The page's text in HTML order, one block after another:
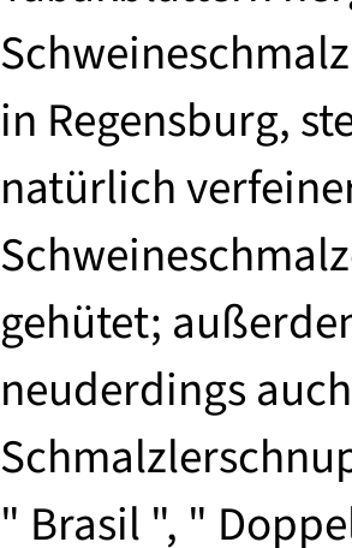
in Regensburg,
natürlich
gehütet;
neuderdings
" Brasil ", "